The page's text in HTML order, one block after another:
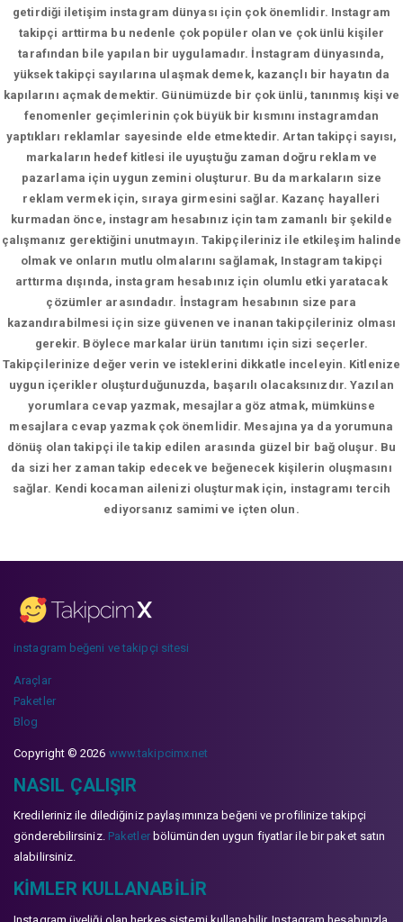
getirdiği iletişim instagram dünyası için çok önemlidir. Instagram
takipçi arttirma bu nedenle çok popüler olan ve çok ünlü kişiler
tarafından bile yapılan bir uygulamadır. İnstagram dünyasında,
yüksek takipçi sayılarına ulaşmak demek, kazançlı bir hayatın da
kapılarını açmak demektir. Günümüzde bir çok ünlü, tanınmış kişi ve
fenomenler geçimlerinin çok büyük bir kısmını instagramdan
yaptıkları reklamlar sayesinde elde etmektedir. Artan takipçi sayısı,
markaların hedef kitlesi ile uyuştuğu zaman doğru reklam ve
pazarlama için uygun zemini oluşturur. Bu da markaların size
reklam vermek için, sıraya girmesini sağlar. Kazanç hayalleri
kurmadan önce, instagram hesabınız için tam zamanlı bir şekilde
çalışmanız gerektiğini unutmayın. Takipçileriniz ile etkileşim halinde
olmak ve onların mutlu olmalarını sağlamak, Instagram takipçi
arttırma dışında, instagram hesabınız için olumlu etki yaratacak
çözümler arasındadır. İnstagram hesabının size para
kazandırabilmesi için size güvenen ve inanan takipçileriniz olması
gerekir. Böylece markalar ürün tanıtımı için sizi seçerler.
Takipçilerinize değer verin ve isteklerini dikkatle inceleyin. Kitlenize
uygun içerikler oluşturduğunuzda, başarılı olacaksınızdır. Yazılan
yorumlara cevap yazmak, mesajlara göz atmak, mümkünse
mesajlara cevap yazmak çok önemlidir. Mesajına ya da yorumuna
dönüş olan takipçi ile takip edilen arasında güzel bir bağ oluşur. Bu
da sizi her zaman takip edecek ve beğenecek kişilerin oluşmasını
sağlar. Kendi kocaman ailenizi oluşturmak için, instagramı tercih
ediyorsanız samimi ve içten olun.
instagram beğeni ve takipçi sitesi
Araçlar
Paketler
Blog
Copyright © 2026 www.takipcimx.net
NASIL ÇALIŞIR
Kredileriniz ile dilediğiniz paylaşımınıza beğeni ve profilinize takipçi
gönderebilirsiniz. Paketlerbölümünden uygun fiyatlar ile bir paket satın
alabilirsiniz.
KIMLER KULLANABILIR
Instagram üyeliği olan herkes sistemi kullanabilir. Instagram hesabınızla